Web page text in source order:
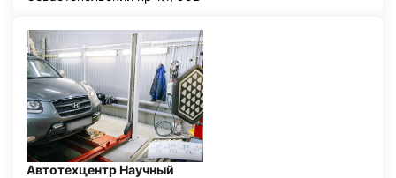
Автотехцентр Научный